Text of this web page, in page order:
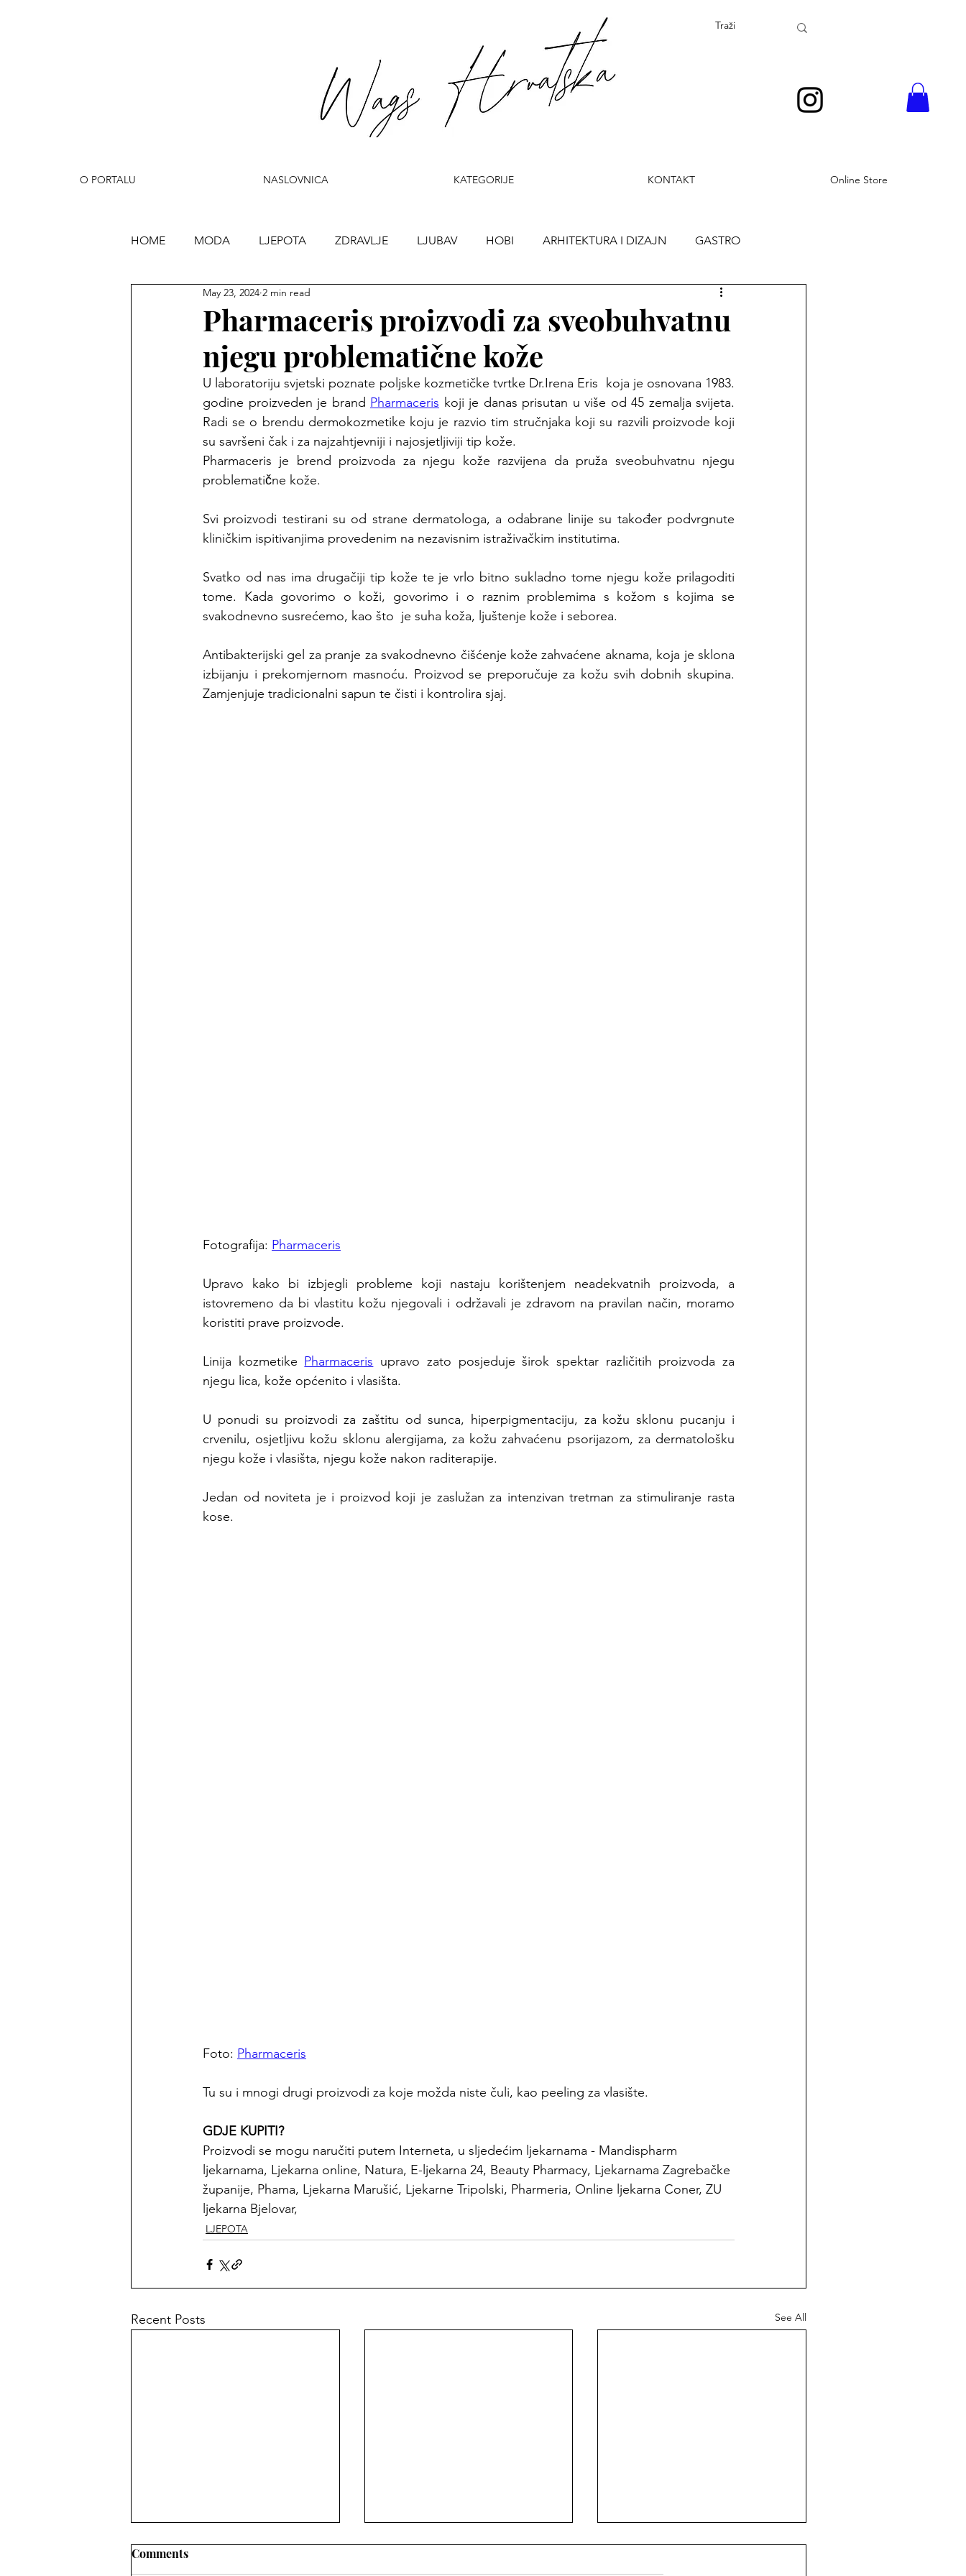
O PORTALU NASLOVNICA KATEGORIJE KONTAKT Online Store
HOME MODA LJEPOTA ZDRAVLJE LJUBAV HOBI ARHITEKTURA I DIZAJN GASTRO
PUTOVANJA ZABAVA
Pharmaceris proizvodi za sveobuhvatnu
njegu problematične kože
May 23, 2024 2 min read
U laboratoriju svjetski poznate poljske kozmetičke tvrtke Dr.Irena Eris  koja je osnovana 1983.
godine proizveden je brand Pharmaceris koji je danas prisutan u više od 45 zemalja svijeta.
Radi se o brendu dermokozmetike koju je razvio tim stručnjaka koji su razvili proizvode koji
su savršeni čak i za najzahtjevniji i najosjetljiviji tip kože.
Pharmaceris je brend proizvoda za njegu kože razvijena da pruža sveobuhvatnu njegu
problematične kože.
Svi proizvodi testirani su od strane dermatologa, a odabrane linije su također podvrgnute
kliničkim ispitivanjima provedenim na nezavisnim istraživačkim institutima.
Svatko od nas ima drugačiji tip kože te je vrlo bitno sukladno tome njegu kože prilagoditi
tome. Kada govorimo o koži, govorimo i o raznim problemima s kožom s kojima se
svakodnevno susrećemo, kao što  je suha koža, ljuštenje kože i seborea.
Antibakterijski gel za pranje za svakodnevno čišćenje kože zahvaćene aknama, koja je sklona
izbijanju i prekomjernom masnoću. Proizvod se preporučuje za kožu svih dobnih skupina.
Zamjenjuje tradicionalni sapun te čisti i kontrolira sjaj.
Fotografija: Pharmaceris
Upravo kako bi izbjegli probleme koji nastaju korištenjem neadekvatnih proizvoda, a
istovremeno da bi vlastitu kožu njegovali i održavali je zdravom na pravilan način, moramo
koristiti prave proizvode.
Linija kozmetike Pharmaceris upravo zato posjeduje širok spektar različitih proizvoda za
njegu lica, kože općenito i vlasišta.
U ponudi su proizvodi za zaštitu od sunca, hiperpigmentaciju, za kožu sklonu pucanju i
crvenilu, osjetljivu kožu sklonu alergijama, za kožu zahvaćenu psorijazom, za dermatološku
njegu kože i vlasišta, njegu kože nakon raditerapije.
Jedan od noviteta je i proizvod koji je zaslužan za intenzivan tretman za stimuliranje rasta
kose.
Foto: Pharmaceris
Tu su i mnogi drugi proizvodi za koje možda niste čuli, kao peeling za vlasište.
GDJE KUPITI?
Proizvodi se mogu naručiti putem Interneta, u sljedećim ljekarnama - Mandispharm
ljekarnama, Ljekarna online, Natura, E-ljekarna 24, Beauty Pharmacy, Ljekarnama Zagrebačke
županije, Phama, Ljekarna Marušić, Ljekarne Tripolski, Pharmeria, Online ljekarna Coner, ZU
ljekarna Bjelovar,
LJEPOTA
Recent Posts See All
Comments